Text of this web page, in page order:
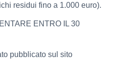
residui fino a 1.000 euro).
ENTRO IL 30
pubblicato sul sito